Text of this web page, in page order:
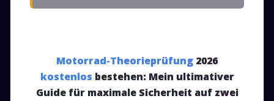
Motorrad-Theorieprüfung 2026
kostenlos bestehen: Mein ultimativer
Guide für maximale Sicherheit auf zwei